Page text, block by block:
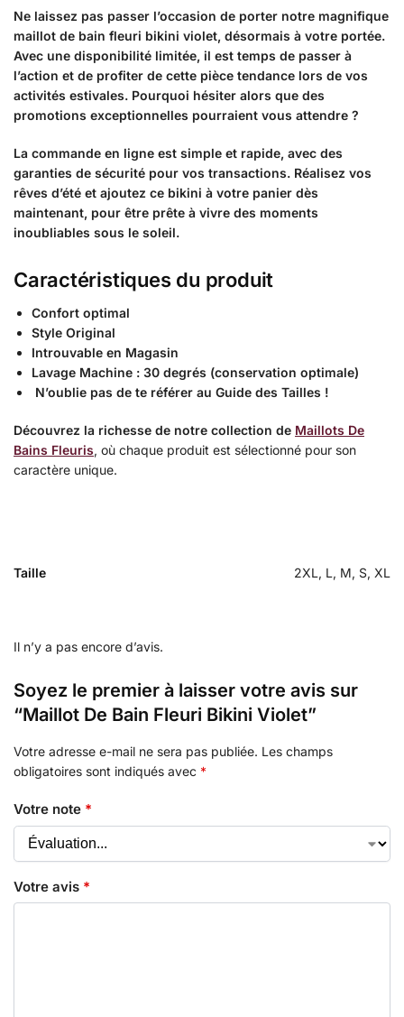
Ne laissez pas passer l’occasion de porter notre magnifique
maillot de bain fleuri bikini violet, désormais à votre portée.
Avec une disponibilité limitée, il est temps de passer à
l’action et de profiter de cette pièce tendance lors de vos
activités estivales. Pourquoi hésiter alors que des
promotions exceptionnelles pourraient vous attendre ?
La commande en ligne est simple et rapide, avec des
garanties de sécurité pour vos transactions. Réalisez vos
rêves d’été et ajoutez ce bikini à votre panier dès
maintenant, pour être prête à vivre des moments
inoubliables sous le soleil.
Caractéristiques du produit
Confort optimal
Style Original
Introuvable en Magasin
Lavage Machine : 30 degrés (conservation optimale)
N’oublie pas de te référer au Guide des Tailles !
Découvrez la richesse de notre collection de Maillots De
Bains Fleuris, où chaque produit est sélectionné pour son
caractère unique.
Taille 2XL, L, M, S, XL
Il n’y a pas encore d’avis.
Soyez le premier à laisser votre avis sur
“Maillot De Bain Fleuri Bikini Violet”
Votre adresse e-mail ne sera pas publiée. Les champs
obligatoires sont indiqués avec *
Votre note *
Votre avis *